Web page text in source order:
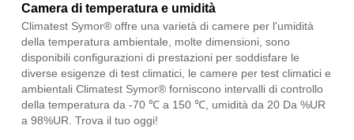
Camera di temperatura e umidità
Climatest Symor® offre una varietà di camere per l'umidità
della temperatura ambientale, molte dimensioni, sono
disponibili configurazioni di prestazioni per soddisfare le
diverse esigenze di test climatici, le camere per test climatici e
ambientali Climatest Symor® forniscono intervalli di controllo
della temperatura da -70 ℃ a 150 ℃, umidità da 20 Da %UR
a 98%UR. Trova il tuo oggi!